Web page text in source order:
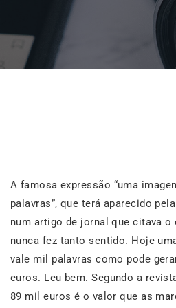
A famosa expressão “uma
palavras”, que terá aparecido
num artigo de jornal que citava o
nunca fez tanto sentido. Hoje
vale mil palavras como pode
euros. Leu bem. Segundo a
89 mil euros é o valor que as